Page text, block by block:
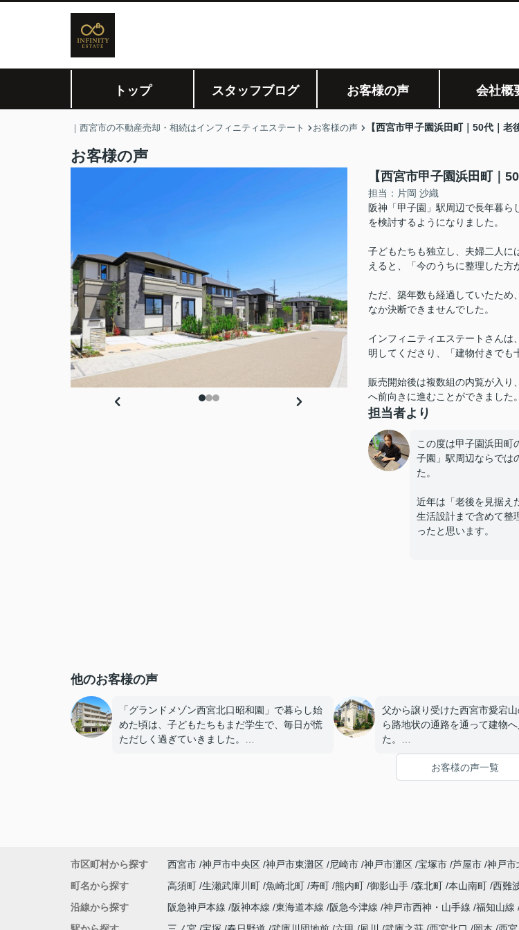
トップ スタッフブログ お客様の声 会社概
｜西宮市の不動産売却・相続はインフィニティエステート お客様の声 【西宮市甲子園浜田町｜50代｜老
お客様の声
【西宮市甲子園浜田町｜
担当：片岡 沙織
阪神「甲子園」駅周辺で長年暮
を検討するようになりました。
子どもたちも独立し、夫婦二人に
えると、「今のうちに整理した方
ただ、築年数も経過していたた
なか決断できませんでした。
インフィニティエステートさんは
明してくださり、「建物付きでも
販売開始後は複数組の内覧が入
へ前向きに進むことができました。
担当者より
この度は甲子園浜田町
子園」駅周辺ならでは
た。
近年は「老後を見据え
生活設計まで含めて整
ったと思います。
他のお客様の声
「グランドメゾン西宮北口昭和園」で暮らし始
めた頃は、子どもたちもまだ学生で、毎日が慌
ただしく過ぎていきました。
広さよりも、掃除や管理がしやすく、毎日の生
住み替えを決意しました。
父から譲り受けた西宮市愛宕
ら路地状の通路を通って建物
た。
私たち家族には住み慣れた家で
たちが独立し、夫婦だけになっ
という不安があり、相談するま
お客様の声一覧
市区町村から探す 西宮市 神戸市中央区 神戸市東灘区 尼崎市 神戸市灘区 宝塚市 芦屋市 神戸市
町名から探す
高須町 生瀬武庫川町 魚崎北町 寿町 熊内町 御影山手 森北町 本山南町 西難
沿線から探す
阪急神戸本線 阪神本線 東海道本線 阪急今津線 神戸市西神・山手線 福知山線